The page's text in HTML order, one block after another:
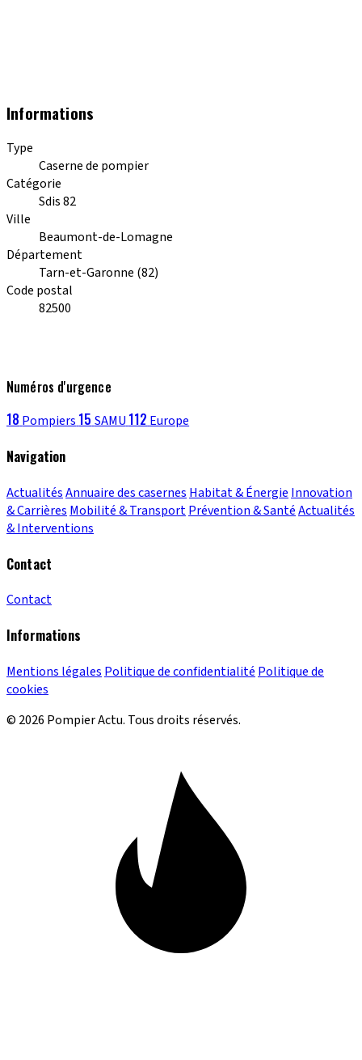
Informations
Type
Caserne de pompier
Catégorie
Sdis 82
Ville
Beaumont-de-Lomagne
Département
Tarn-et-Garonne (82)
Code postal
82500
Numéros d'urgence
18 Pompiers 15 SAMU 112 Europe
Navigation
ActualitésAnnuaire des casernes Habitat & Énergie Innovation
& Carrières Mobilité & TransportPrévention & SantéActualités
& Interventions
Contact
Contact
Informations
Mentions légales Politique de confidentialité Politique de
cookies
© 2026 Pompier Actu. Tous droits réservés.